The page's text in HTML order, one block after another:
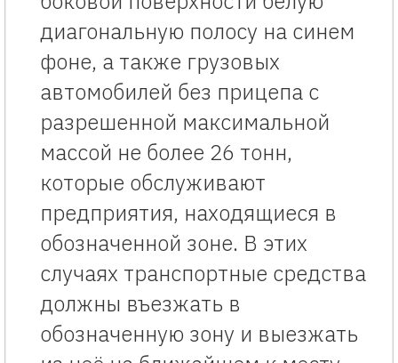
диагональную полосу на синем
фоне, а также грузовых
автомобилей без прицепа с
разрешенной максимальной
массой не более 26 тонн,
которые обслуживают
предприятия, находящиеся в
обозначенной зоне. В этих
случаях транспортные средства
должны въезжать в
обозначенную зону и выезжать